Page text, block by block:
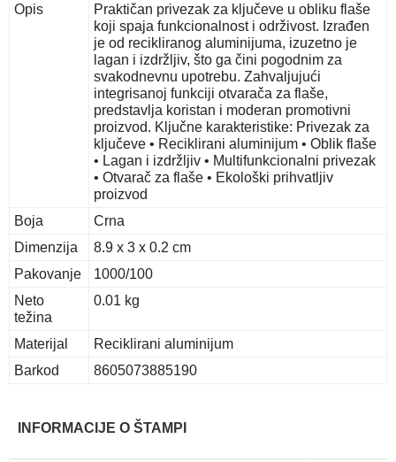
Opis
Praktičan privezak za ključeve u obliku flaše
koji spaja funkcionalnost i održivost. Izrađen
je od recikliranog aluminijuma, izuzetno je
lagan i izdržljiv, što ga čini pogodnim za
svakodnevnu upotrebu. Zahvaljujući
integrisanoj funkciji otvarača za flaše,
predstavlja koristan i moderan promotivni
proizvod. Ključne karakteristike: Privezak za
ključeve • Reciklirani aluminijum • Oblik flaše
• Lagan i izdržljiv • Multifunkcionalni privezak
• Otvarač za flaše • Ekološki prihvatljiv
proizvod
Boja
Crna
Dimenzija
8.9 x 3 x 0.2 cm
Pakovanje
1000/100
Neto
težina
0.01 kg
Materijal
Reciklirani aluminijum
Barkod
8605073885190
INFORMACIJE O ŠTAMPI